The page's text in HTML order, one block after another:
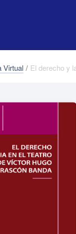
Virtual / El derecho y